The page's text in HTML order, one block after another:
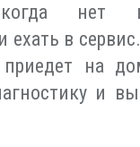
нет
ехать в
приедет на
и